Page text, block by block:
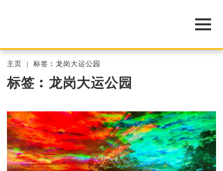
主页 标签︰龙岗大运公园
标签︰龙岗大运公园